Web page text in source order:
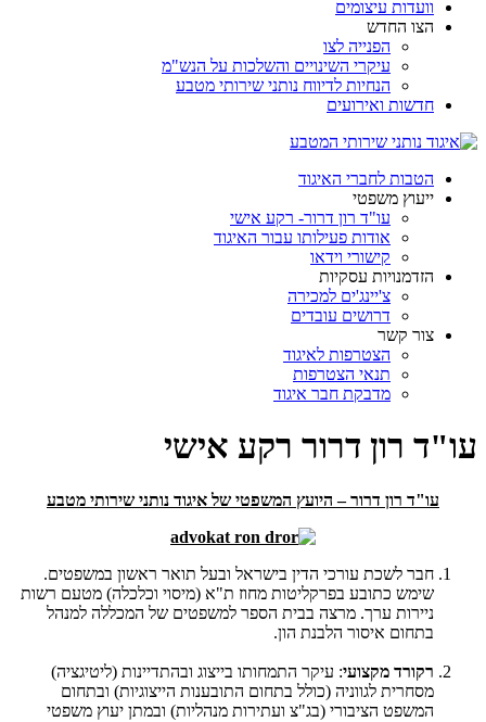
וועדות עיצומים
הצו החדש
הפנייה לצו
עיקרי השינויים והשלכות על הנש"מ
הנחיות לדיווח נותני שירותי מטבע
חדשות ואירועים
הטבות לחברי האיגוד
ייעוץ משפטי
עו"ד רון דרור- רקע אישי
אודות פעילותו עבור האיגוד
קישורי וידאו
הזדמנויות עסקיות
צ'יינג'ים למכירה
דרושים עובדים
צור קשר
הצטרפות לאיגוד
תנאי הצטרפות
מדבקת חבר איגוד
עו"ד רון דרור רקע אישי
עו"ד רון דרור – היועץ המשפטי של איגוד נותני שירותי מטבע
חבר לשכת עורכי הדין בישראל ובעל תואר ראשון במשפטים.
שימש כתובע בפרקליטות מחוז ת"א (מיסוי וכלכלה) מטעם רשות
ניירות ערך. מרצה בבית הספר למשפטים של המכללה למנהל
בתחום איסור הלבנת הון.
רקורד מקצועי: עיקר התמחותו בייצוג ובהתדיינות (ליטיגציה)
מסחרית לגווניה (כולל בתחום התובענות הייצוגיות) ובתחום
המשפט הציבורי (בג"צ ועתירות מנהליות) ובמתן יעוץ משפטי